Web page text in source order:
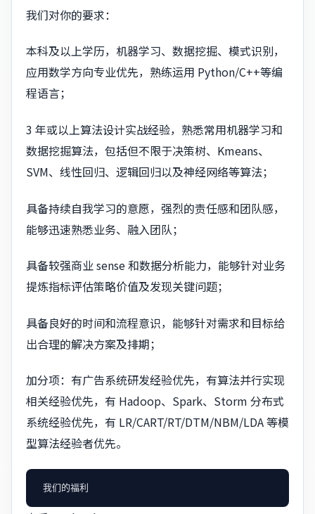
我们对你的要求：
本科及以上学历，机器学习、数据挖掘、模式识别，
应用数学方向专业优先，熟练运用 Python/C++等编
程语言；
3 年或以上算法设计实战经验，熟悉常用机器学习和
数据挖掘算法，包括但不限于决策树、Kmeans、
SVM、线性回归、逻辑回归以及神经网络等算法；
具备持续自我学习的意愿，强烈的责任感和团队感，
能够迅速熟悉业务、融入团队；
具备较强商业 sense 和数据分析能力，能够针对业务
提炼指标评估策略价值及发现关键问题；
具备良好的时间和流程意识，能够针对需求和目标给
出合理的解决方案及排期；
加分项：有广告系统研发经验优先，有算法并行实现
相关经验优先，有 Hadoop、Spark、Storm 分布式
系统经验优先，有 LR/CART/RT/DTM/NBM/LDA 等模
型算法经验者优先。